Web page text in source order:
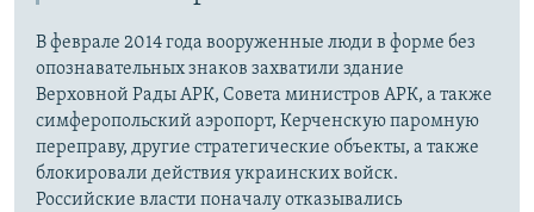
В феврале 2014 года вооруженные люди в форме без
опознавательных знаков захватили здание
Верховной Рады АРК, Совета министров АРК, а также
симферопольский аэропорт, Керченскую паромную
переправу, другие стратегические объекты, а также
блокировали действия украинских войск.
Российские власти поначалу отказывались